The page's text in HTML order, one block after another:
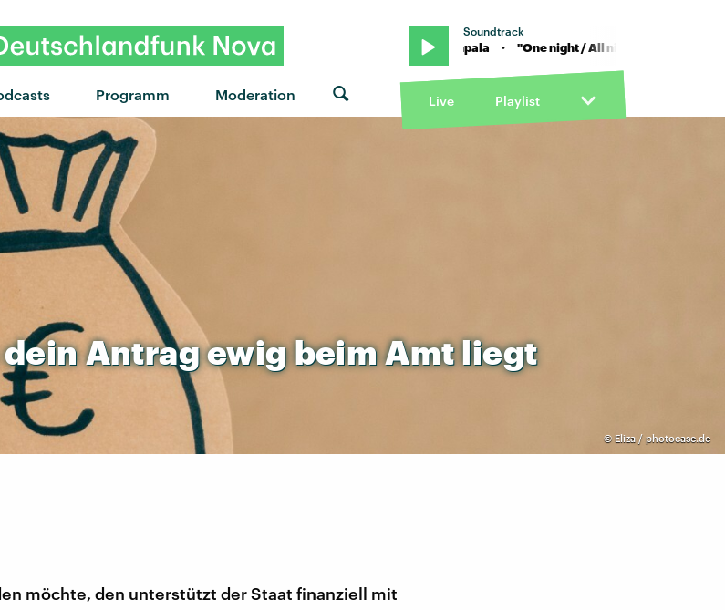
Programm Moderation
Soundtrack
"One night / All night" von Justice x Tame Impala · "One night / All night" von Justice x Tame Impala
Live Playlist
© Eliza / photocase.de
deinAntragewigbeimAmtliegt
möchte, den unterstützt der Staat finanziell mit